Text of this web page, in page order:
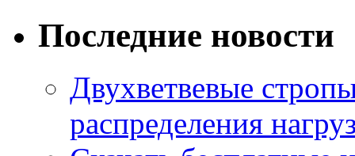
Последние новости
Двухветвевые
распределения